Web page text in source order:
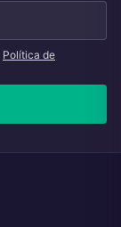
Política de